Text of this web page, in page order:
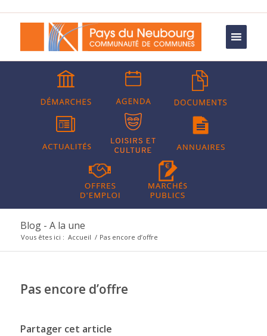
Blog - A la une
Vous êtes ici : Accueil / Pas encore d’offre
Pas encore d’offre
Partager cet article